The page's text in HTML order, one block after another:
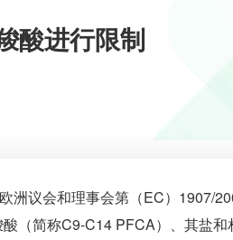
酸进行限制
洲议会和理事会第（EC）1907/
（简称C9-C14 PFCA）、其盐和